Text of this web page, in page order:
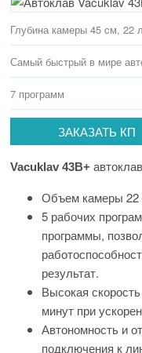
Глубина камеры 45 cм, 22
Самый быстрый в мире
7 программ
ЗАКАЗАТЬ КП
Vacuklav 43B+
Объем камеры 22
5 рабочих
программы,
результат.
Высокая
минут при
Автономность и
подключения к